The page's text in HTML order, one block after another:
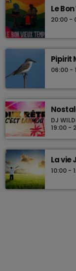
Le
20:00 -
Pipirit
06:00 -
DJ
19:00 -
La vie
10:00 -